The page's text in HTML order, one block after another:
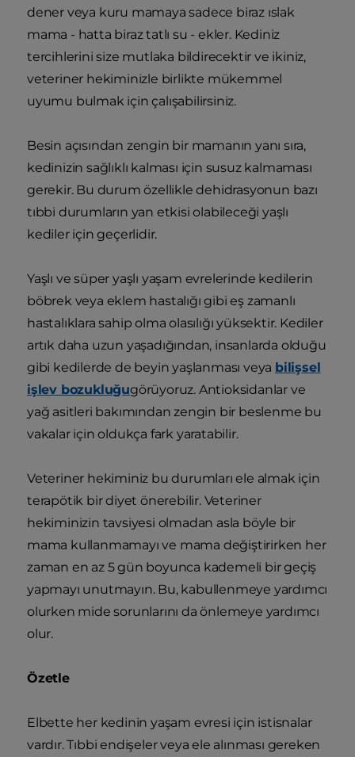
dener veya kuru mamaya sadece biraz ıslak
mama - hatta biraz tatlı su - ekler. Kediniz
tercihlerini size mutlaka bildirecektir ve ikiniz,
veteriner hekiminizle birlikte mükemmel
uyumu bulmak için çalışabilirsiniz.
Besin açısından zengin bir mamanın yanı sıra,
kedinizin sağlıklı kalması için susuz kalmaması
gerekir. Bu durum özellikle dehidrasyonun bazı
tıbbi durumların yan etkisi olabileceği yaşlı
kediler için geçerlidir.
Yaşlı ve süper yaşlı yaşam evrelerinde kedilerin
böbrek veya eklem hastalığı gibi eş zamanlı
hastalıklara sahip olma olasılığı yüksektir. Kediler
artık daha uzun yaşadığından, insanlarda olduğu
gibi kedilerde de beyin yaşlanması veya bilişsel
işlev bozukluğugörüyoruz. Antioksidanlar ve
yağ asitleri bakımından zengin bir beslenme bu
vakalar için oldukça fark yaratabilir.
Veteriner hekiminiz bu durumları ele almak için
terapötik bir diyet önerebilir. Veteriner
hekiminizin tavsiyesi olmadan asla böyle bir
mama kullanmamayı ve mama değiştirirken her
zaman en az 5 gün boyunca kademeli bir geçiş
yapmayı unutmayın. Bu, kabullenmeye yardımcı
olurken mide sorunlarını da önlemeye yardımcı
olur.
Özetle
Elbette her kedinin yaşam evresi için istisnalar
vardır. Tıbbi endişeler veya ele alınması gereken